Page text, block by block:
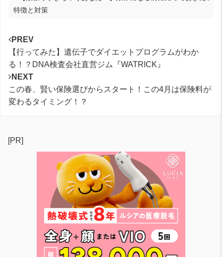
特徴と対策
PREV
【行ってみた】遺伝子でダイエットプログラムがわか
る！？DNA検査会社直営ジム『WATRICK』
NEXT
この春、賢い保険選びからスタート！この4月は保険料が
変わるタイミング！？
[PR]